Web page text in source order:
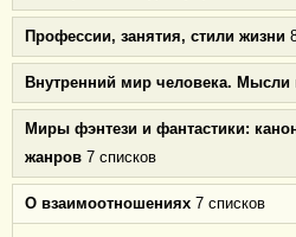
Профессии, занятия, стили жизни
Внутренний мир человека. Мысли
Миры фэнтези и фантастики:
жанров 7 списков
О взаимоотношениях 7 списков